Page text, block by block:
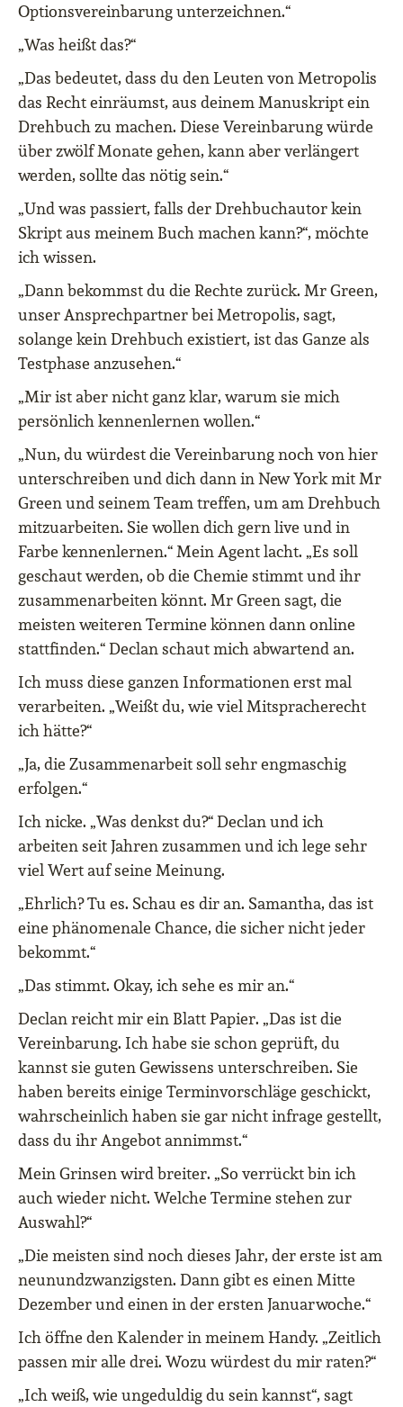
Optionsvereinbarung unterzeichnen.“
„Was heißt das?“
„Das bedeutet, dass du den Leuten von Metropolis
das Recht einräumst, aus deinem Manuskript ein
Drehbuch zu machen. Diese Vereinbarung würde
über zwölf Monate gehen, kann aber verlängert
werden, sollte das nötig sein.“
„Und was passiert, falls der Drehbuchautor kein
Skript aus meinem Buch machen kann?“, möchte
ich wissen.
„Dann bekommst du die Rechte zurück. Mr Green,
unser Ansprechpartner bei Metropolis, sagt,
solange kein Drehbuch existiert, ist das Ganze als
Testphase anzusehen.“
„Mir ist aber nicht ganz klar, warum sie mich
persönlich kennenlernen wollen.“
„Nun, du würdest die Vereinbarung noch von hier
unterschreiben und dich dann in New York mit Mr
Green und seinem Team treffen, um am Drehbuch
mitzuarbeiten. Sie wollen dich gern live und in
Farbe kennenlernen.“ Mein Agent lacht. „Es soll
geschaut werden, ob die Chemie stimmt und ihr
zusammenarbeiten könnt. Mr Green sagt, die
meisten weiteren Termine können dann online
stattfinden.“ Declan schaut mich abwartend an.
Ich muss diese ganzen Informationen erst mal
verarbeiten. „Weißt du, wie viel Mitspracherecht
ich hätte?“
„Ja, die Zusammenarbeit soll sehr engmaschig
erfolgen.“
Ich nicke. „Was denkst du?“ Declan und ich
arbeiten seit Jahren zusammen und ich lege sehr
viel Wert auf seine Meinung.
„Ehrlich? Tu es. Schau es dir an. Samantha, das ist
eine phänomenale Chance, die sicher nicht jeder
bekommt.“
„Das stimmt. Okay, ich sehe es mir an.“
Declan reicht mir ein Blatt Papier. „Das ist die
Vereinbarung. Ich habe sie schon geprüft, du
kannst sie guten Gewissens unterschreiben. Sie
haben bereits einige Terminvorschläge geschickt,
wahrscheinlich haben sie gar nicht infrage gestellt,
dass du ihr Angebot annimmst.“
Mein Grinsen wird breiter. „So verrückt bin ich
auch wieder nicht. Welche Termine stehen zur
Auswahl?“
„Die meisten sind noch dieses Jahr, der erste ist am
neunundzwanzigsten. Dann gibt es einen Mitte
Dezember und einen in der ersten Januarwoche.“
Ich öffne den Kalender in meinem Handy. „Zeitlich
passen mir alle drei. Wozu würdest du mir raten?“
„Ich weiß, wie ungeduldig du sein kannst“, sagt